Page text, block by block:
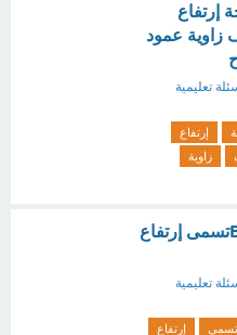
إرتفاع
عمود
تعليمية
إرتفاع
زاوية
القطعة المستقيمة BDتسمى إرتفاع
تعليمية
إرتفاع